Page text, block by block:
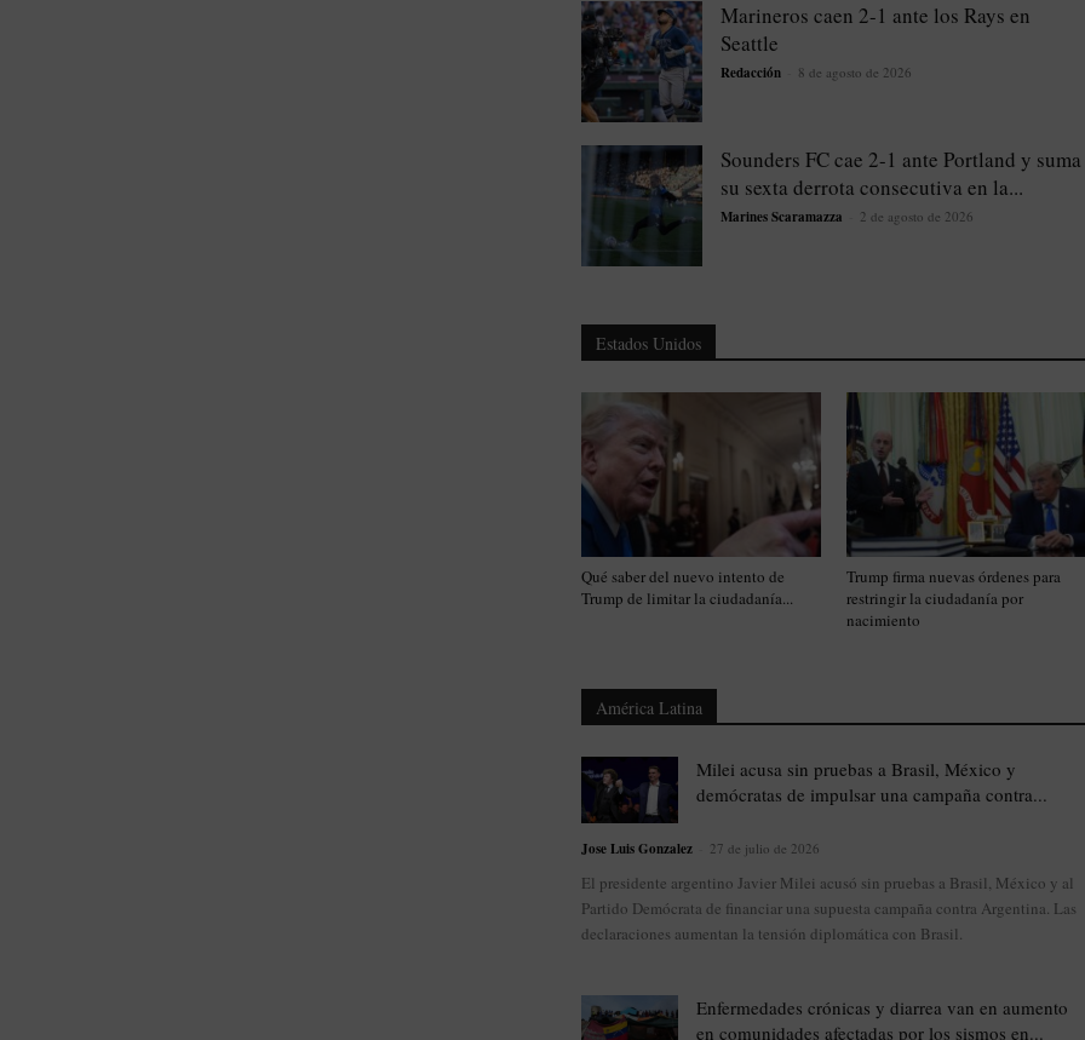
Marineros caen 2-1 ante los Rays en
Seattle
Redacción 8 de agosto de 2026
Sounders FC cae 2-1 ante Portland y suma
su sexta derrota consecutiva en la...
Marines Scaramazza 2 de agosto de 2026
Estados Unidos
Qué saber del nuevo intento de
Trump de limitar la ciudadanía...
Trump firma nuevas órdenes para
restringir la ciudadanía por
nacimiento
América Latina
Milei acusa sin pruebas a Brasil, México y
demócratas de impulsar una campaña contra...
Jose Luis Gonzalez 27 de julio de 2026
El presidente argentino Javier Milei acusó sin pruebas a Brasil, México y al
Partido Demócrata de financiar una supuesta campaña contra Argentina. Las
declaraciones aumentan la tensión diplomática con Brasil.
Enfermedades crónicas y diarrea van en aumento
en comunidades afectadas por los sismos en...